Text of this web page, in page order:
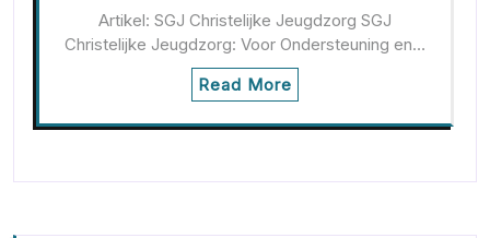
Artikel: SGJ Christelijke Jeugdzorg SGJ
Christelijke Jeugdzorg: Voor Ondersteuning en…
Read More